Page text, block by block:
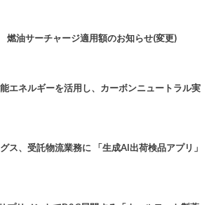
油サーチャージ適用額のお知らせ(変更)
エネルギーを活用し、カーボンニュートラル実
ス、受託物流業務に 「生成AI出荷検品アプリ」